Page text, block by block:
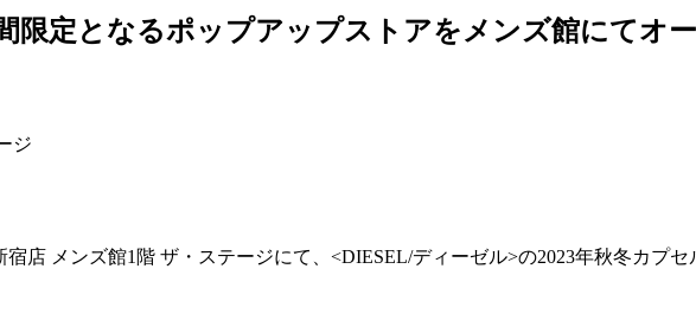
限定となるポップアップストアをメンズ館にてオ
ジ
宿店 メンズ館1階 ザ・ステージにて、<DIESEL/ディーゼル>の2023年秋冬カプ